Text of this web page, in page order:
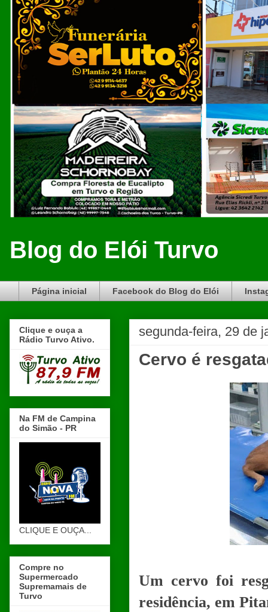
Blog do Elói Turvo
Página inicial Facebook do Blog do Elói
segunda-feira, 29 de
Cervo é
Um cervo foi
residência, em
Clique e ouça a
Rádio Turvo Ativo.
Na FM de Campina
do Simão - PR
CLIQUE E OUÇA...
Compre no
Supermercado
Supremamais de
Turvo